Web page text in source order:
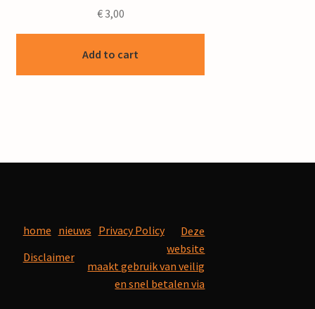
€3,00
Add to cart
home nieuws Privacy Policy
Disclaimer
Deze
website
maakt gebruik van veilig
en snel betalen via